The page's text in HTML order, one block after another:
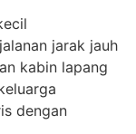
jarak jauh
kabin lapang
dengan